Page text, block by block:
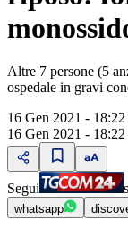
Altre 7 persone (5
ospedale in gravi
16 Gen 2021 - 18:22
16 Gen 2021 - 18:22
Segui
whatsapp